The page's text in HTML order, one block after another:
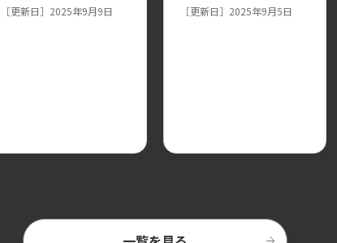
［更新日］2025年9月9日 ［更新日］2025年9月5日